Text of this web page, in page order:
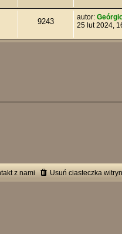
9243 autor:
25 lut 2024,
Usuń ciasteczka
z nami